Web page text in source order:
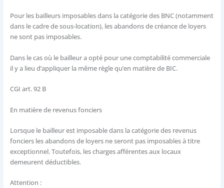
Pour les bailleurs imposables dans la catégorie des BNC (notamment
dans le cadre de sous-location), les abandons de créance de loyers
ne sont pas imposables.
Dans le cas où le bailleur a opté pour une comptabilité commerciale
il y a lieu d’appliquer la même règle qu’en matière de BIC.
CGI art. 92 B
En matière de revenus fonciers
Lorsque le bailleur est imposable dans la catégorie des revenus
fonciers les abandons de loyers ne seront pas imposables à titre
exceptionnel. Toutefois, les charges afférentes aux locaux
demeurent déductibles.
Attention :